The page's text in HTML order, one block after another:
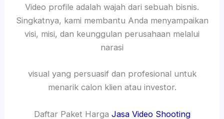
Video profile adalah wajah dari sebuah bisnis.
Singkatnya, kami membantu Anda menyampaikan
visi, misi, dan keunggulan perusahaan melalui
narasi
visual yang persuasif dan profesional untuk
menarik calon klien atau investor.
Daftar Paket Harga Jasa Video Shooting